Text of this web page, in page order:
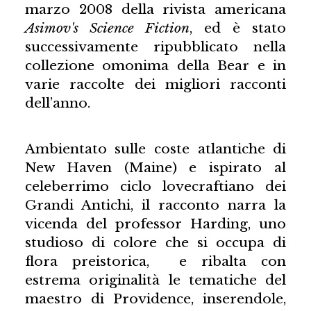
marzo 2008 della rivista americana
Asimov's Science Fiction, ed è stato
successivamente ripubblicato nella
collezione omonima della Bear e in
varie raccolte dei migliori racconti
dell’anno.
Ambientato sulle coste atlantiche di
New Haven (Maine) e ispirato al
celeberrimo ciclo lovecraftiano dei
Grandi Antichi, il racconto narra la
vicenda del professor Harding, uno
studioso di colore che si occupa di
flora preistorica, e ribalta con
estrema originalità le tematiche del
maestro di Providence, inserendole,